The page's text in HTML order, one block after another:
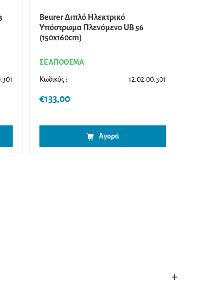
Beurer Διπλό Ηλεκτρικό
Υπόστρωμα Πλενόμενο UB 56
(150x160cm)
ΣΕ ΑΠΟΘΕΜΑ
Κωδικός : 12.02.00.301
€133,00
Αγορά
+